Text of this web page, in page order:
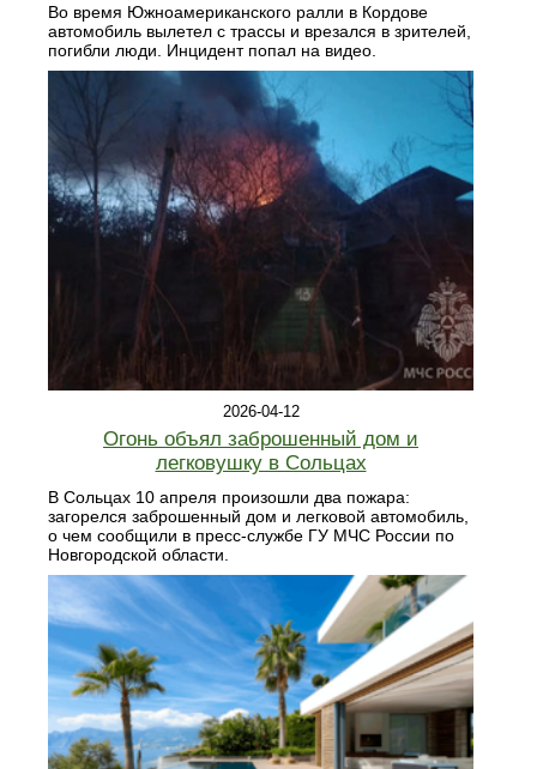
Во время Южноамериканского ралли в Кордове
автомобиль вылетел с трассы и врезался в зрителей,
погибли люди. Инцидент попал на видео.
2026-04-12
Огонь объял заброшенный дом и
легковушку в Сольцах
В Сольцах 10 апреля произошли два пожара:
загорелся заброшенный дом и легковой автомобиль,
о чем сообщили в пресс-службе ГУ МЧС России по
Новгородской области.